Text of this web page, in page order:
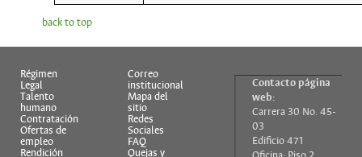
back to top
Régimen
Legal
Talento
humano
Contratación
Ofertas de
empleo
Rendición
Correo
institucional
Mapa del
sitio
Redes
Sociales
FAQ
Quejas y
Contacto página
web:
Carrera 30 No. 45-
03
Edificio 471